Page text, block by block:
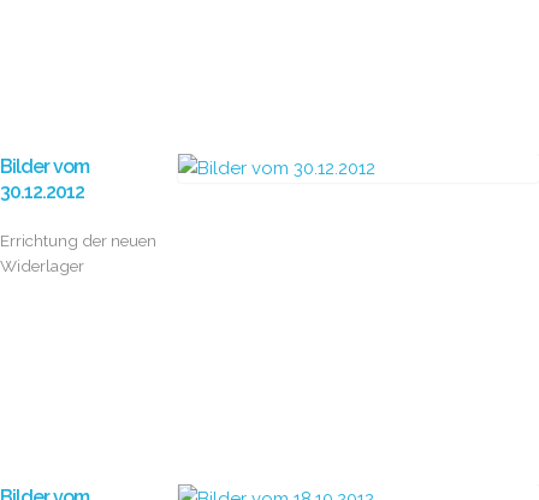
Bilder vom
30.12.2012
Errichtung der neuen
Widerlager